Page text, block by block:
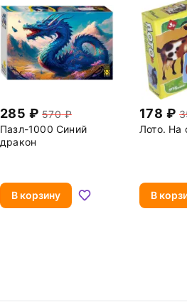
285
570
Пазл-1000 Синий
дракон
В корзину
178
Лото. На
В